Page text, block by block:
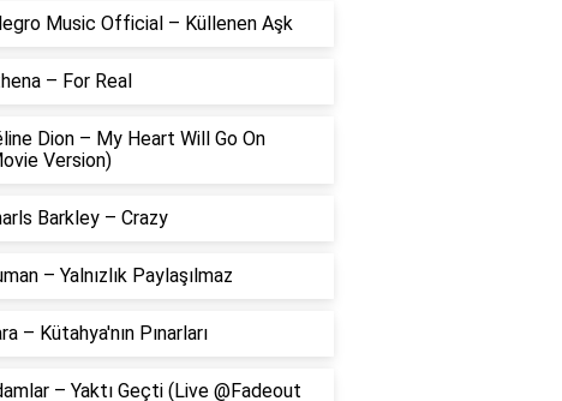
Music Official – Küllenen Aşk
– For Real
Dion – My Heart Will Go On
Version)
Barkley – Crazy
– Yalnızlık Paylaşılmaz
– Kütahya'nın Pınarları
– Yaktı Geçti (Live @Fadeout